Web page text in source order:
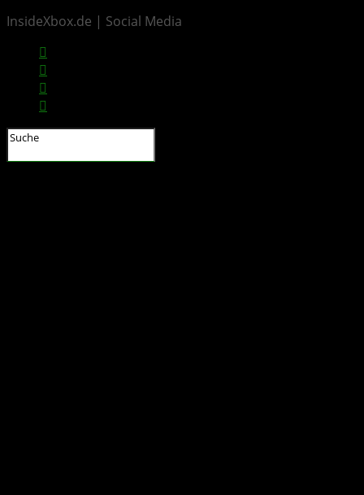
InsideXbox.de | Social Media